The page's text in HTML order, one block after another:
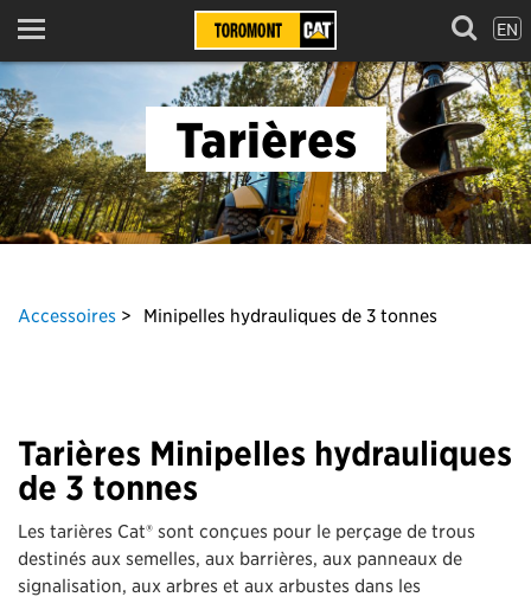
Menu EN
Tarières
Accessoires Minipelles hydrauliques de 3 tonnes
Tarières Minipelles hydrauliques
de 3 tonnes
Les tarières Cat® sont conçues pour le perçage de trous
destinés aux semelles, aux barrières, aux panneaux de
signalisation, aux arbres et aux arbustes dans les